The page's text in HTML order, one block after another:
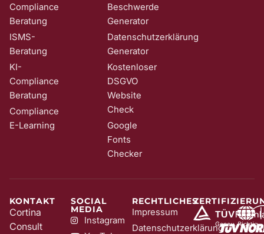
Compliance
Beratung
ISMS-
Beratung
KI-
Compliance
Beratung
Compliance
E-Learning
Beschwerde
Generator
Datenschutzerklärung
Generator
Kostenloser
DSGVO
Website
Check
Google
Fonts
Checker
KONTAKT
Cortina
Consult
SOCIAL
MEDIA
Instagram
RECHTLICHES
Impressum
Datenschutzerklärung